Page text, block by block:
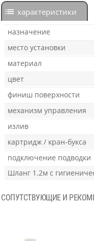
характеристики
назначение
место установки
материал
цвет
финиш поверхности
механизм управления
излив
картридж / кран-букса
подключение подводки
Шланг 1.2м с
СОПУТСТВУЮЩИЕ И